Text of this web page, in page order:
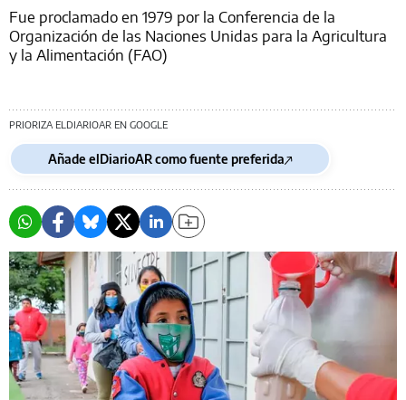
Fue proclamado en 1979 por la Conferencia de la
Organización de las Naciones Unidas para la Agricultura
y la Alimentación (FAO)
PRIORIZA ELDIARIOAR EN GOOGLE
Añade elDiarioAR como fuente preferida